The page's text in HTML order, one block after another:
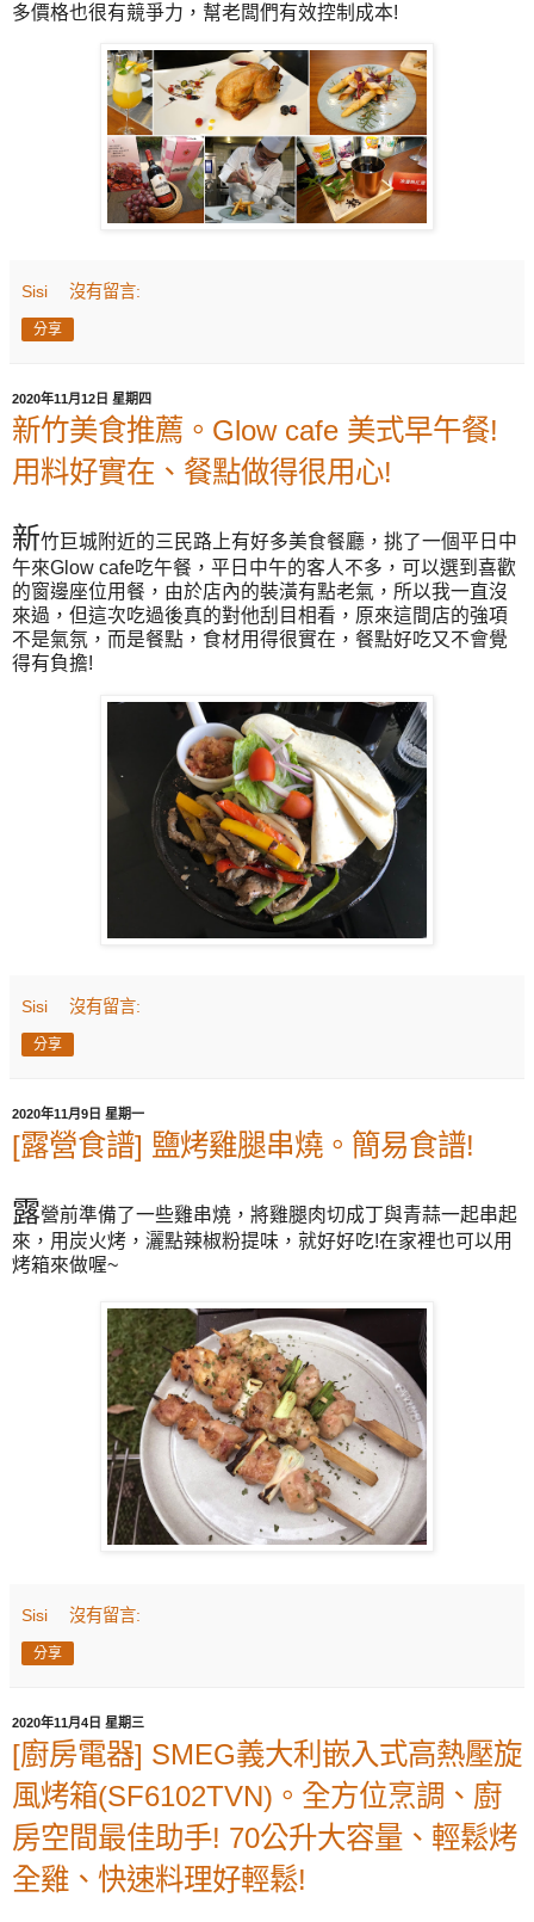
多價格也很有競爭力，幫老闆們有效控制成本!
Sisi 沒有留言:
分享
2020年11月12日 星期四
新竹美食推薦。Glow cafe 美式早午餐!
用料好實在、餐點做得很用心!
新竹巨城附近的三民路上有好多美食餐廳，挑了一個平日中
午來Glow cafe吃午餐，平日中午的客人不多，可以選到喜歡
的窗邊座位用餐，由於店內的裝潢有點老氣，所以我一直沒
來過，但這次吃過後真的對他刮目相看，原來這間店的強項
不是氣氛，而是餐點，食材用得很實在，餐點好吃又不會覺
得有負擔!
Sisi 沒有留言:
分享
2020年11月9日 星期一
[露營食譜] 鹽烤雞腿串燒。簡易食譜!
露營前準備了一些雞串燒，將雞腿肉切成丁與青蒜一起串起
來，用炭火烤，灑點辣椒粉提味，就好好吃!在家裡也可以用
烤箱來做喔~
Sisi 沒有留言:
分享
2020年11月4日 星期三
[廚房電器] SMEG義大利嵌入式高熱壓旋
風烤箱(SF6102TVN)。全方位烹調、廚
房空間最佳助手! 70公升大容量、輕鬆烤
全雞、快速料理好輕鬆!